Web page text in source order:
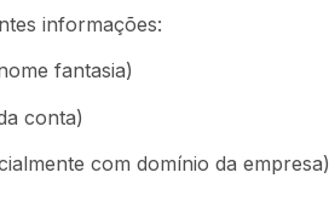
informações:
fantasia)
conta)
com domínio da empresa)